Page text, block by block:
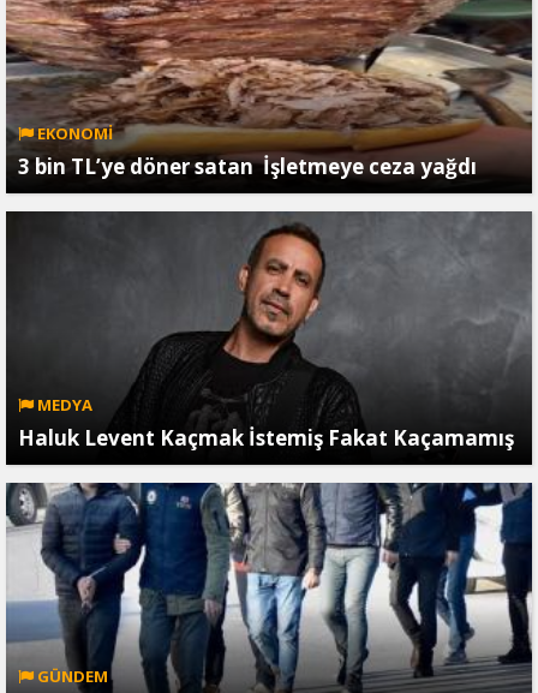
EKONOMİ
3 bin TL’ye döner satan İşletmeye ceza yağdı
MEDYA
Haluk Levent Kaçmak İstemiş Fakat Kaçamamış
GÜNDEM